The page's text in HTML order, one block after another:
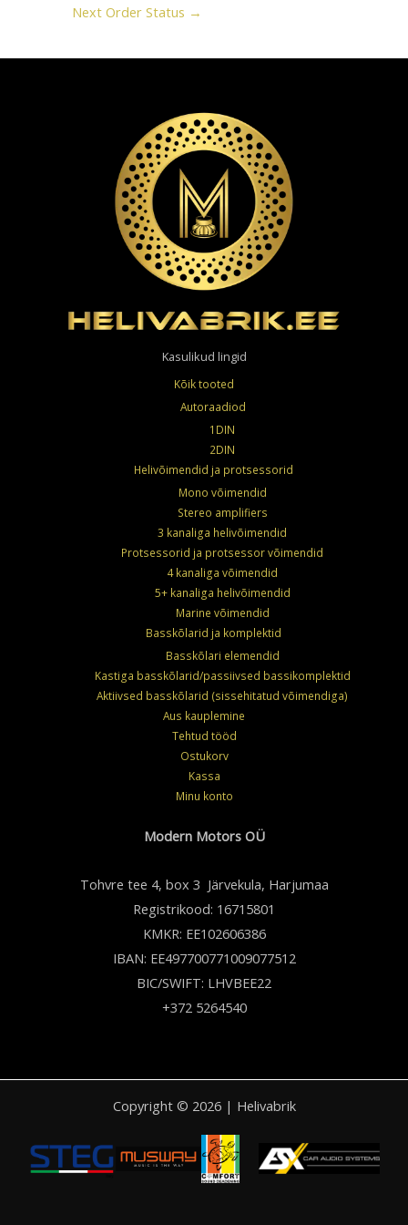
Next Order Status →
Kasulikud lingid
Kõik tooted
Autoraadiod
1DIN
2DIN
Helivõimendid ja protsessorid
Mono võimendid
Stereo amplifiers
3 kanaliga helivõimendid
Protsessorid ja protsessor võimendid
4 kanaliga võimendid
5+ kanaliga helivõimendid
Marine võimendid
Basskõlarid ja komplektid
Basskõlari elemendid
Kastiga basskõlarid/passiivsed bassikomplektid
Aktiivsed basskõlarid (sissehitatud võimendiga)
Aus kauplemine
Tehtud tööd
Ostukorv
Kassa
Minu konto
Modern Motors OÜ
Tohvre tee 4, box 3 Järvekula, Harjumaa
Registrikood: 16715801
KMKR: EE102606386
IBAN: EE497700771009077512
BIC/SWIFT: LHVBEE22
+372 5264540
Copyright © 2026 | Helivabrik